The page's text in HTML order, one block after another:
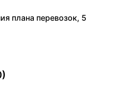
плана перевозок, 5